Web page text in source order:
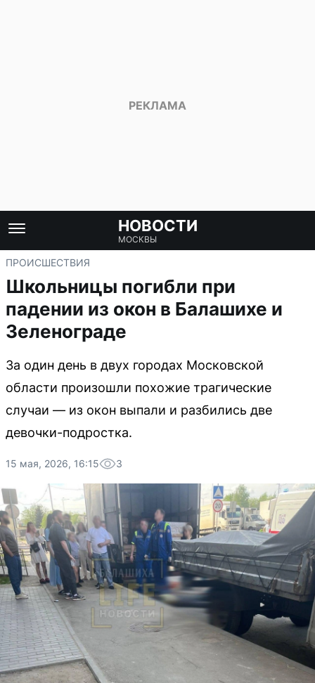
НОВОСТИ
МОСКВЫ
ПРОИСШЕСТВИЯ
Школьницы погибли при
падении из окон в Балашихе и
Зеленограде
За один день в двух городах Московской
области произошли похожие трагические
случаи — из окон выпали и разбились две
девочки-подростка.
15 мая, 2026, 16:15 3